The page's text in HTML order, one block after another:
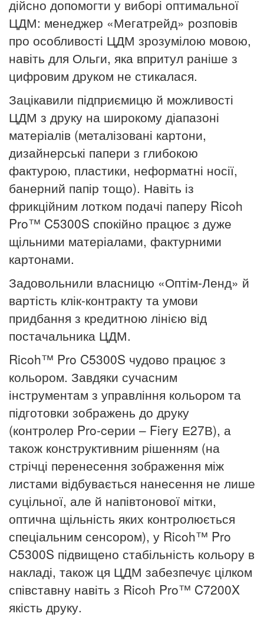
дійсно допомогти у виборі оптимальної
ЦДМ: менеджер «Мегатрейд» розповів
про особливості ЦДМ зрозумілою мовою,
навіть для Ольги, яка впритул раніше з
цифровим друком не стикалася.
Зацікавили підприємицю й можливості
ЦДМ з друку на широкому діапазоні
матеріалів (металізовані картони,
дизайнерські папери з глибокою
фактурою, пластики, неформатні носії,
банерний папір тощо). Навіть із
фрикційним лотком подачі паперу Ricoh
Pro™ C5300S спокійно працює з дуже
щільними матеріалами, фактурними
картонами.
Задовольнили власницю «Оптім-Ленд» й
вартість клік-контракту та умови
придбання з кредитною лінією від
постачальника ЦДМ.
Ricoh™ Pro C5300S чудово працює з
кольором. Завдяки сучасним
інструментам з управління кольором та
підготовки зображень до друку
(контролер Pro-cерии – Fiery Е27В), а
також конструктивним рішенням (на
стрічці перенесення зображення між
листами відбувається нанесення не лише
суцільної, але й напівтонової мітки,
оптична щільність яких контролюється
спеціальним сенсором), у Ricoh™ Pro
C5300S підвищено стабільність кольору в
накладі, також ця ЦДМ забезпечує цілком
співставну навіть з Ricoh Pro™ C7200X
якість друку.